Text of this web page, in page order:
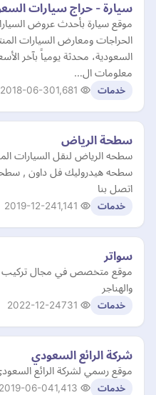
سيارة - حراج سيارات
موقع سيارة بأحدث عروض
الحراجات ومعارض السيارات
السعودية، محدثة يومياً بآخر
معلومات ال…
خدمات 2018-06-30
سطحة الرياض
سطحه الرياض لنقل السيارات
اتصل بنا
خدمات 2019-12-24
سواتر
موقع متخصص في مجال تركيب
والهناجر
خدمات 2022-12-24
شركة الرائع السعودي
موقع رسمي لشركة الرائع
خدمات 2019-06-04